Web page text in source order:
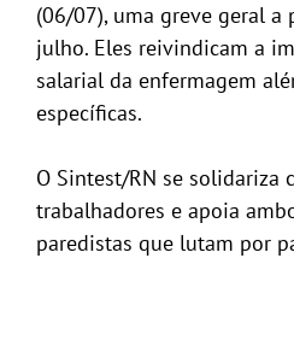
(06/07), uma greve geral
julho. Eles reivindicam a
salarial da enfermagem
específicas.
O Sintest/RN se solidariza
trabalhadores e apoia
paredistas que lutam por